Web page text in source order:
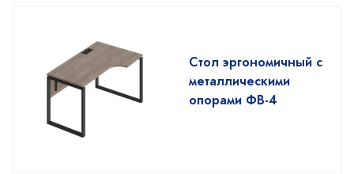
Стол эргономичный с
металлическими
опорами ФВ-4